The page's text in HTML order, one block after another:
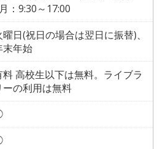
：9:30～17:00
曜日(祝日の場合は翌日に振替)、
末年始
料 高校生以下は無料。ライブラ
ーの利用は無料